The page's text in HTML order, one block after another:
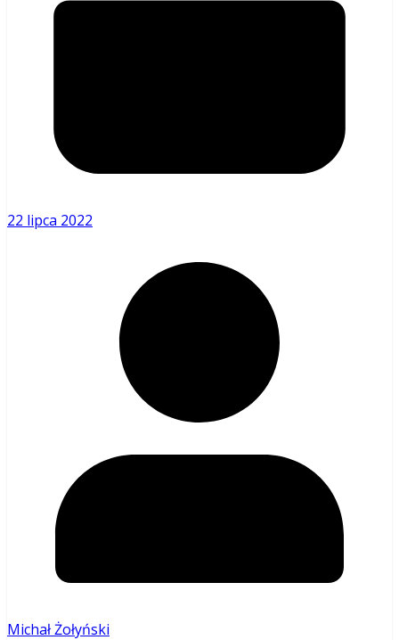
22 lipca 2022
Michał Żołyński